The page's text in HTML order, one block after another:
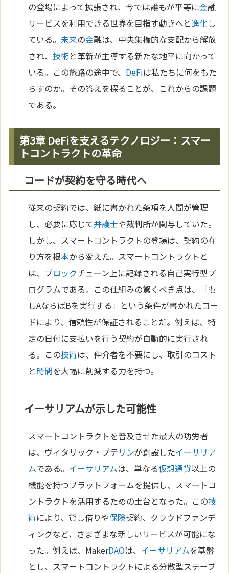
の登場によって拡張され、今では誰もが平等に金融
サービスを利用できる世界を目指す動きへと進化し
ている。未来の金融は、中央集権的な支配から解放
され、技術と革新が主導する新たな地平に向かって
いる。この旅路の途中で、 DeFiは私たちに何をもた
らすのか。その答えを探ることが、これからの課題
である。
第3章 DeFiを支えるテクノロジー：スマー
トコントラクトの革命
コードが契約を守る時代へ
従来の契約では、紙に書かれた条項を人間が管理
し、必要に応じて弁護士や裁判所が関与していた。
しかし、スマートコントラクトの登場は、契約の在
り方を根本から変えた。スマートコントラクトと
は、ブロックチェーン上に記録される自己実行型プ
ログラムである。この仕組みの驚くべき点は、「も
しAならばBを実行する」という条件が書かれたコー
ドにより、信頼性が保証されることだ。例えば、特
定の日付に支払いを行う契約が自動的に実行され
る。この技術は、仲介者を不要にし、取引のコスト
と時間を大幅に削減する力を持つ。
イーサリアムが示した可能性
スマートコントラクトを普及させた最大の功労者
は、ヴィタリック・ブテリンが創設したイーサリア
ムである。 イーサリアムは、単なる仮想通貨以上の
機能を持つプラットフォームを提供し、スマートコ
ントラクトを活用するための土台となった。この技
術により、貸し借りや保険契約、クラウドファンデ
ィングなど、さまざまな新しいサービスが可能にな
った。例えば、MakerDAOは、 イーサリアムを基盤
とし、スマートコントラクトによる分散型ステーブ